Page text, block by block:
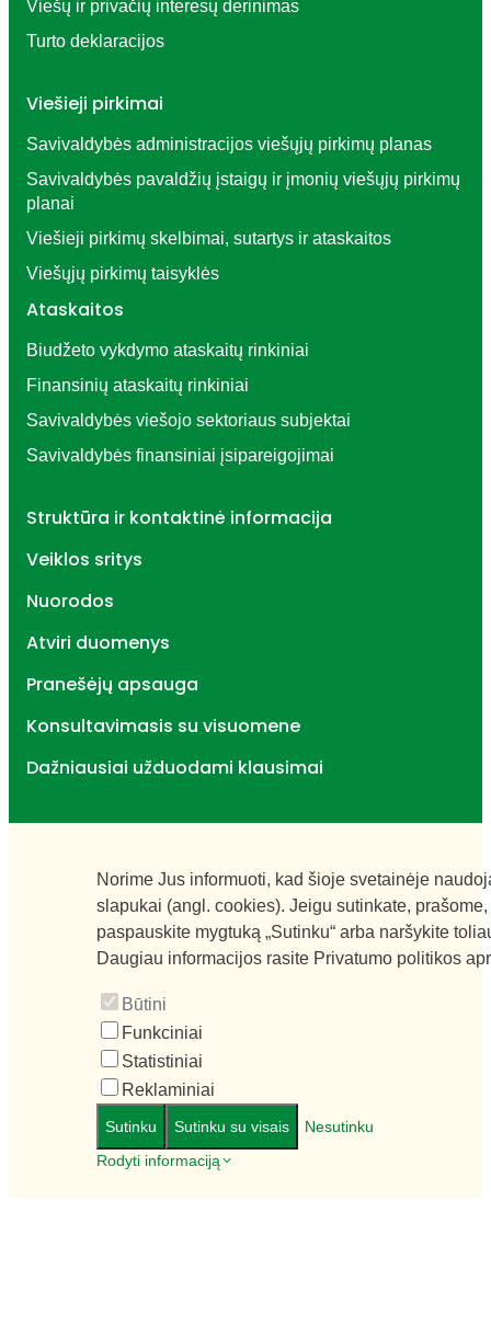
Viešų ir privačių interesų derinimas
Turto deklaracijos
Viešieji pirkimai
Savivaldybės administracijos viešųjų pirkimų planas
Savivaldybės pavaldžių įstaigų ir įmonių viešųjų pirkimų
planai
Viešieji pirkimų skelbimai, sutartys ir ataskaitos
Viešųjų pirkimų taisyklės
Ataskaitos
Biudžeto vykdymo ataskaitų rinkiniai
Finansinių ataskaitų rinkiniai
Savivaldybės viešojo sektoriaus subjektai
Savivaldybės finansiniai įsipareigojimai
Struktūra ir kontaktinė informacija
Veiklos sritys
Nuorodos
Atviri duomenys
Pranešėjų apsauga
Konsultavimasis su visuomene
Dažniausiai užduodami klausimai
Norime Jus informuoti, kad šioje svetainėje
slapukai (angl. cookies). Jeigu sutinkate, prašome,
paspauskite mygtuką „Sutinku“ arba naršykite
Daugiau informacijos rasite Privatumo politikos
Būtini
Funkciniai
Statistiniai
Reklaminiai
Sutinku Sutinku su visais
Nesutinku
Rodyti informaciją